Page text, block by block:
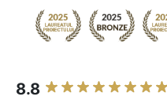
8.8